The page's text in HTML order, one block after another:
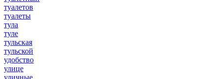
туалетов
туалеты
тула
туле
тульская
тульской
удобство
улице